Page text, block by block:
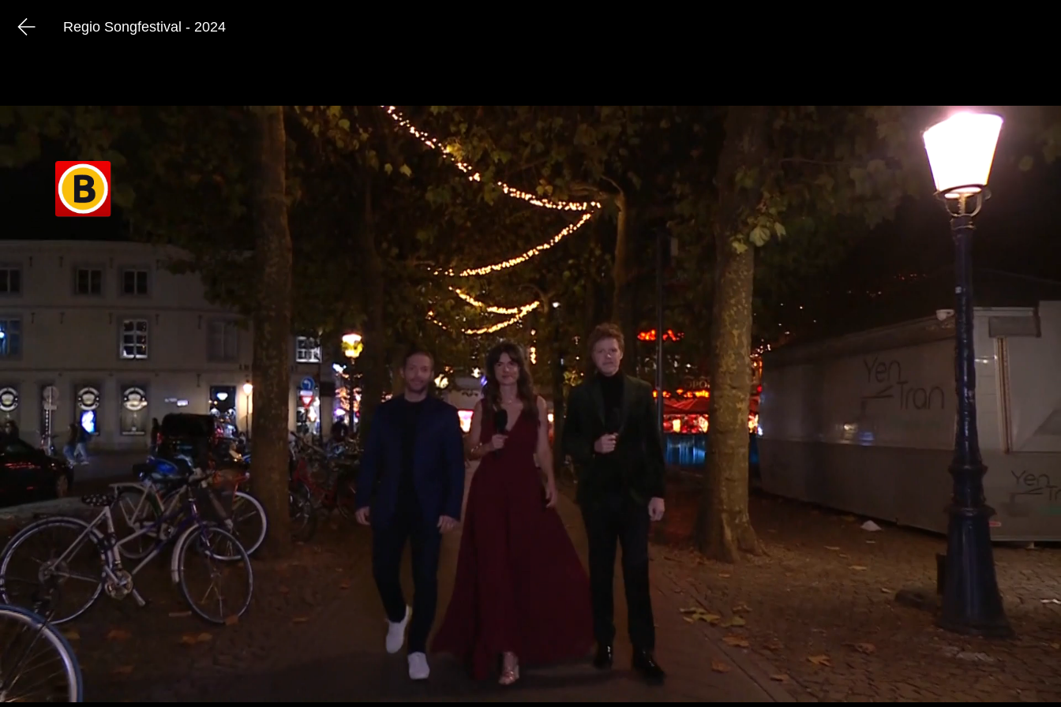
Regio Songfestival - 2024